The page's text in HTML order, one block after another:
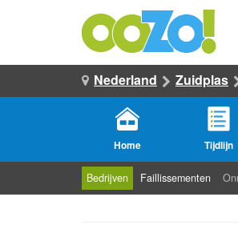
Nederland Zuidplas
Home Tijdlijn
Bedrijven Faillissementen